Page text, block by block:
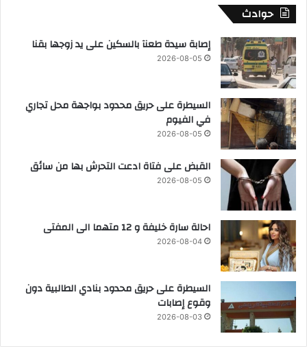
حوادث
إصابة سيدة طعنآ بالسكين على يد زوجها بقنا
2026-08-05
السيطرة على حريق محدود بواجهة محل تجاري
في الفيوم
2026-08-05
القبض على فتاة ادعت التحرش بها من سائق
2026-08-05
احالة سارة خليفة و 12 متهما الى المفتى
2026-08-04
السيطرة على حريق محدود بنادي الطالبية دون
وقوع إصابات
2026-08-03